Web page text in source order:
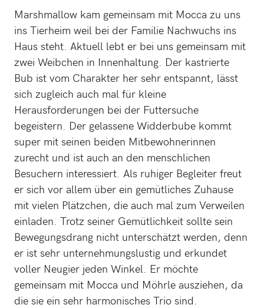
Marshmallow kam gemeinsam mit Mocca zu uns
ins Tierheim weil bei der Familie Nachwuchs ins
Haus steht. Aktuell lebt er bei uns gemeinsam mit
zwei Weibchen in Innenhaltung. Der kastrierte
Bub ist vom Charakter her sehr entspannt, lässt
sich zugleich auch mal für kleine
Herausforderungen bei der Futtersuche
begeistern. Der gelassene Widderbube kommt
super mit seinen beiden Mitbewohnerinnen
zurecht und ist auch an den menschlichen
Besuchern interessiert. Als ruhiger Begleiter freut
er sich vor allem über ein gemütliches Zuhause
mit vielen Plätzchen, die auch mal zum Verweilen
einladen. Trotz seiner Gemütlichkeit sollte sein
Bewegungsdrang nicht unterschätzt werden, denn
er ist sehr unternehmungslustig und erkundet
voller Neugier jeden Winkel. Er möchte
gemeinsam mit Mocca und Möhrle ausziehen, da
die sie ein sehr harmonisches Trio sind.